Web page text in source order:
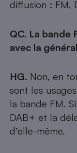
diffusion : FM,
QC. La bande
avec la
HG. Non, en
sont les
la bande FM.
DAB+ et la
d’elle-même.